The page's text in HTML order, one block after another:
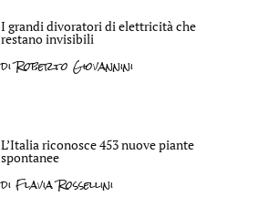
I grandi divoratori di elettricità che
restano invisibili
diRoberto Giovannini
L’Italia riconosce 453 nuove piante
spontanee
di Flavia Rossellini